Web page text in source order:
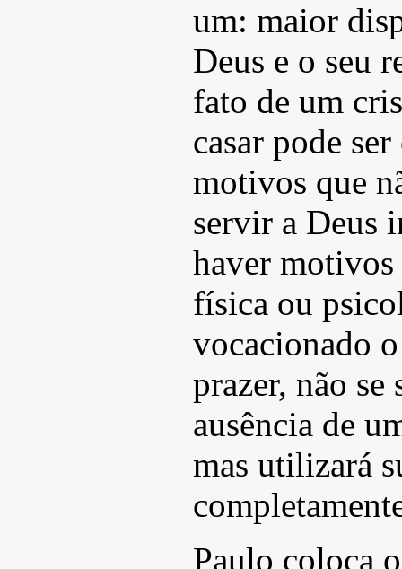
um: maior
Deus e o seu
fato de um
casar pode
motivos que
servir a Deus
haver
física ou
vocacionado
prazer, não
ausência de
mas utilizará
Paulo coloca